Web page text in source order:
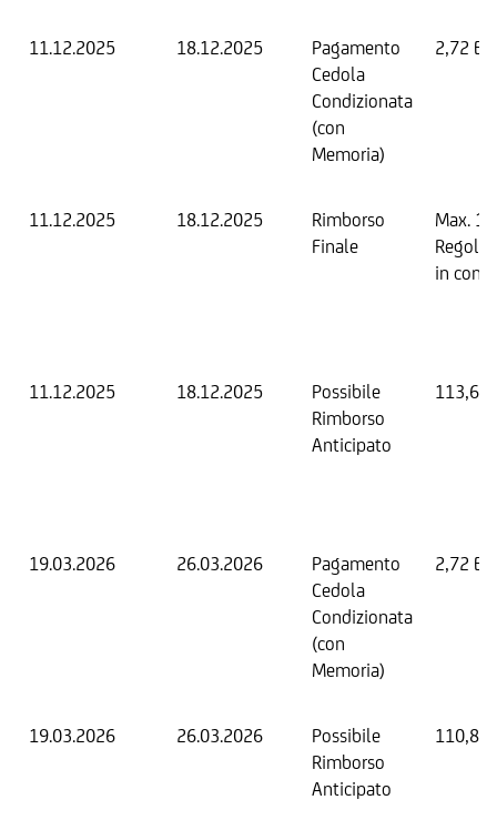
11.12.2025 18.12.2025
Pagamento
Cedola
Condizionata
(con
Memoria)
2,72
11.12.2025 18.12.2025
Rimborso
Finale
Max.
in
11.12.2025 18.12.2025
Possibile
Rimborso
Anticipato
113,60
19.03.2026 26.03.2026
Pagamento
Cedola
Condizionata
(con
Memoria)
2,72
19.03.2026 26.03.2026
Possibile
Rimborso
Anticipato
110,88